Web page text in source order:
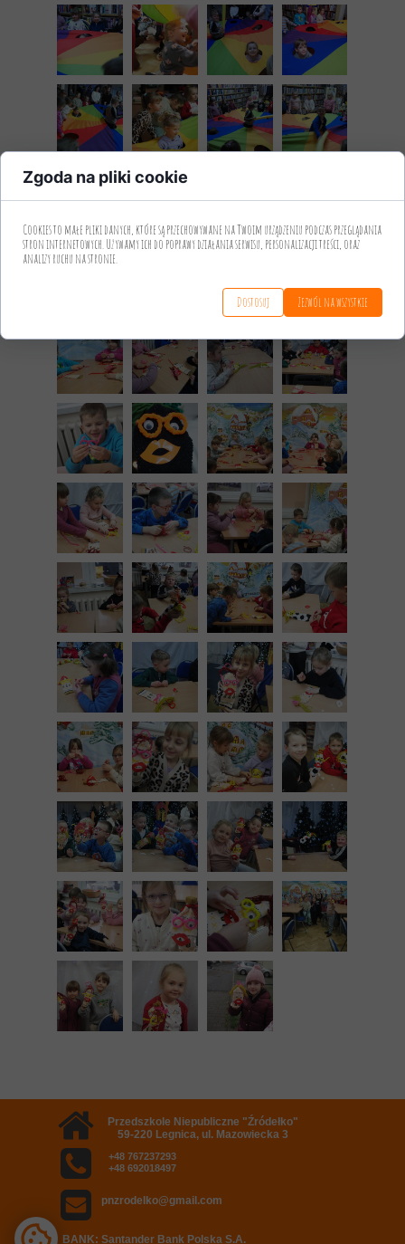
BANK: Santander Bank Polska S.A.
Przedszkole Niepubliczne "Źródełko"
59-220 Legnica, ul. Mazowiecka 3
+48 767237293
+48 692018497
pnzrodelko@gmail.com
Zgoda na pliki cookie
Cookies to małe pliki danych, które są przechowywane na Twoim urządzeniu podczas przeglądania
stron internetowych. Używamy ich do poprawy działania serwisu, personalizacji treści, oraz
analizy ruchu na stronie.
Dostosuj Zezwól na wszystkie